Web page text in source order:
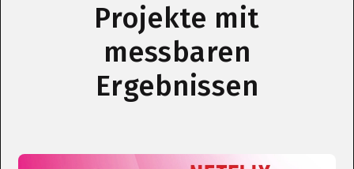
Projekte mit
messbaren
Ergebnissen